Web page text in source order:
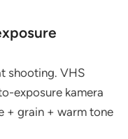
shooting. VHS
exposure kamera
+ grain + warm tone